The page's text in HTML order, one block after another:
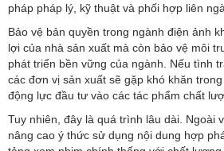
pháp pháp lý, kỹ thuật và phối hợp liên
Bảo vệ bản quyền trong ngành điện ảnh
lợi của nhà sản xuất mà còn bảo vệ môi
phát triển bền vững của ngành. Nếu tình
các đơn vị sản xuất sẽ gặp khó khăn
động lực đầu tư vào các tác phẩm chất
Tuy nhiên, đây là quá trình lâu dài. Ngoài
nâng cao ý thức sử dụng nội dung hợp